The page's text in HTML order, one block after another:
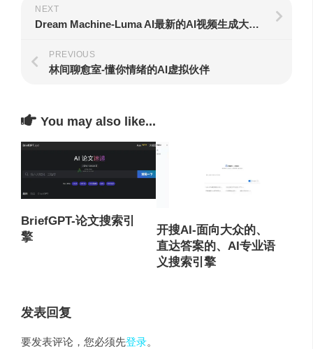
NEXT
Dream Machine-Luma AI最新的AI视频生成大模型
PREVIOUS
林间聊愈室-懂你情绪的AI虚拟伙伴
You may also like...
BriefGPT-论文搜索引
擎
开搜AI-面向大众的、
直达答案的、AI专业语
义搜索引擎
发表回复
要发表评论，您必须先登录。